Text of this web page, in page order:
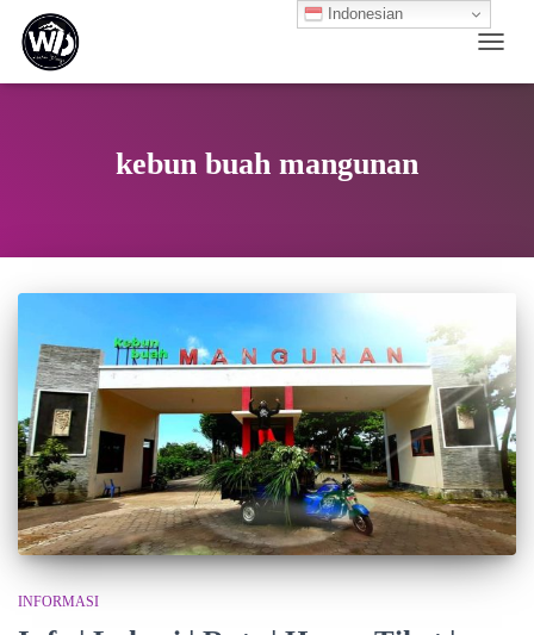
kebun buah mangunan
INFORMASI
Indonesian